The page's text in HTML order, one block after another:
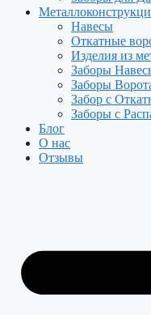
Навесы
Откатные
Изделия из
Заборы
Заборы
Забор с
Заборы с
Блог
О нас
Отзывы